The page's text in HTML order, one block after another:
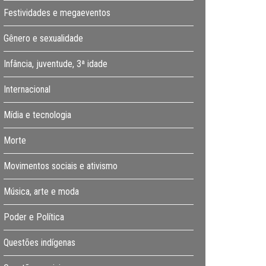
Festividades e megaeventos
Gênero e sexualidade
Infância, juventude, 3ª idade
Internacional
Mídia e tecnologia
Morte
Movimentos sociais e ativismo
Música, arte e moda
Poder e Política
Questões indígenas